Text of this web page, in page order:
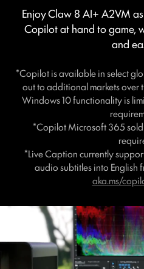
Enjoy Claw 8 AI+ A2VM
Copilot at hand to game,
and
*Copilot is available in select
out to additional markets over
Windows 10 functionality is
*Copilot Microsoft 365
*Live Caption currently
audio subtitles into English
aka.ms/